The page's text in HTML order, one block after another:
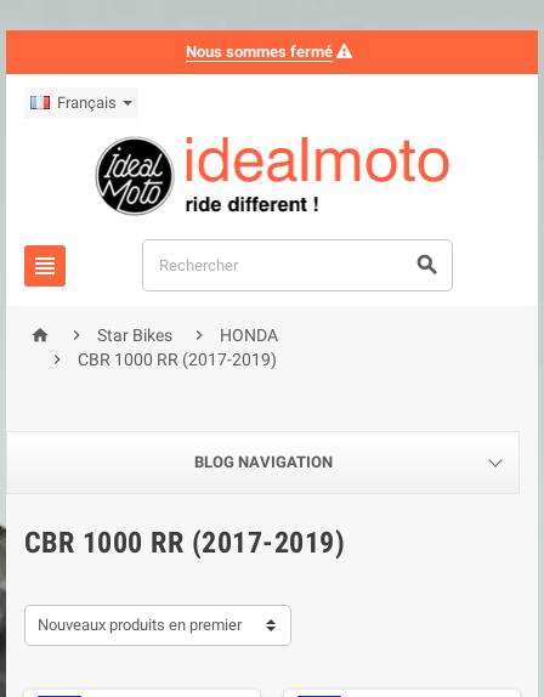
Nous sommes fermé
Français
 
  Star Bikes 
HONDA

CBR 1000 RR (2017-2019)
BLOG NAVIGATION
CBR 1000 RR (2017-2019)
Nouveaux produits en premier